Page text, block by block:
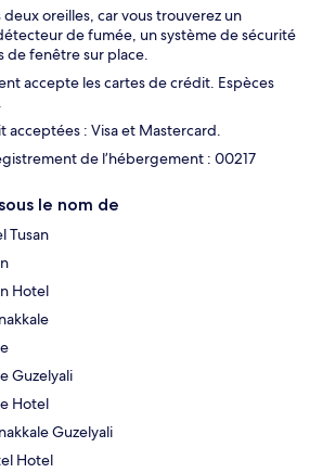
deux oreilles, car vous trouverez un
de fumée, un système de sécurité
de fenêtre sur place.
accepte les cartes de crédit. Espèces
acceptées : Visa et Mastercard.
de l’hébergement : 00217
le nom de
Tusan
Hotel
Guzelyali
Hotel
Guzelyali
Hotel